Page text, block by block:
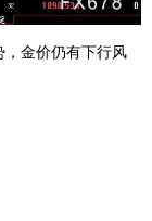
金价仍有下行风